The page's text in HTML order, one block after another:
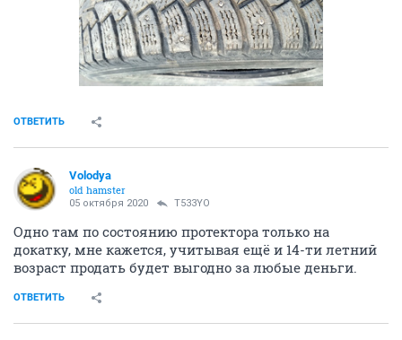
ОТВЕТИТЬ
Volodya
old hamster
05 октября 2020 T533YO
Одно там по состоянию протектора только на
докатку, мне кажется, учитывая ещё и 14-ти летний
возраст продать будет выгодно за любые деньги.
ОТВЕТИТЬ